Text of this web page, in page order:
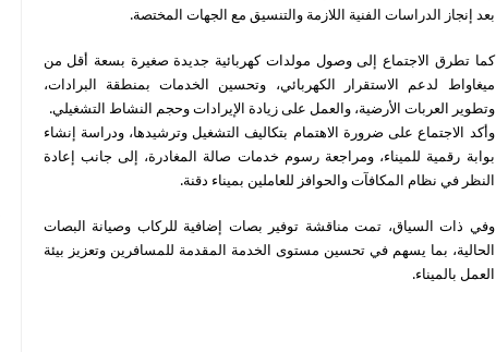
بعد إنجاز الدراسات الفنية اللازمة والتنسيق مع الجهات المختصة.
كما تطرق الاجتماع إلى وصول مولدات كهربائية جديدة صغيرة بسعة أقل من
ميغاواط لدعم الاستقرار الكهربائي، وتحسين الخدمات بمنطقة البرادات،
وتطوير العربات الأرضية، والعمل على زيادة الإيرادات وحجم النشاط التشغيلي.
وأكد الاجتماع على ضرورة الاهتمام بتكاليف التشغيل وترشيدها، ودراسة إنشاء
بوابة رقمية للميناء، ومراجعة رسوم خدمات صالة المغادرة، إلى جانب إعادة
النظر في نظام المكافآت والحوافز للعاملين بميناء دقنة.
وفي ذات السياق، تمت مناقشة توفير بصات إضافية للركاب وصيانة البصات
الحالية، بما يسهم في تحسين مستوى الخدمة المقدمة للمسافرين وتعزيز بيئة
العمل بالميناء.